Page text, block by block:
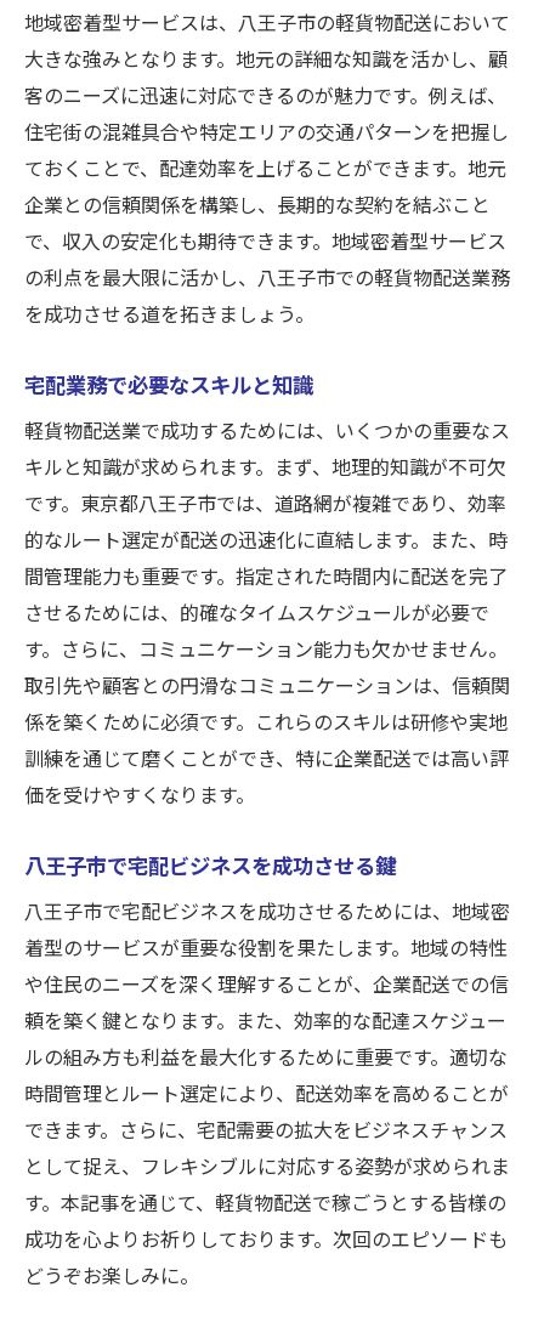
地域密着型サービスは、八王子市の軽貨物配送において
大きな強みとなります。地元の詳細な知識を活かし、顧
客のニーズに迅速に対応できるのが魅力です。例えば、
住宅街の混雑具合や特定エリアの交通パターンを把握し
ておくことで、配達効率を上げることができます。地元
企業との信頼関係を構築し、長期的な契約を結ぶこと
で、収入の安定化も期待できます。地域密着型サービス
の利点を最大限に活かし、八王子市での軽貨物配送業務
を成功させる道を拓きましょう。
宅配業務で必要なスキルと知識
軽貨物配送業で成功するためには、いくつかの重要なス
キルと知識が求められます。まず、地理的知識が不可欠
です。東京都八王子市では、道路網が複雑であり、効率
的なルート選定が配送の迅速化に直結します。また、時
間管理能力も重要です。指定された時間内に配送を完了
させるためには、的確なタイムスケジュールが必要で
す。さらに、コミュニケーション能力も欠かせません。
取引先や顧客との円滑なコミュニケーションは、信頼関
係を築くために必須です。これらのスキルは研修や実地
訓練を通じて磨くことができ、特に企業配送では高い評
価を受けやすくなります。
八王子市で宅配ビジネスを成功させる鍵
八王子市で宅配ビジネスを成功させるためには、地域密
着型のサービスが重要な役割を果たします。地域の特性
や住民のニーズを深く理解することが、企業配送での信
頼を築く鍵となります。また、効率的な配達スケジュー
ルの組み方も利益を最大化するために重要です。適切な
時間管理とルート選定により、配送効率を高めることが
できます。さらに、宅配需要の拡大をビジネスチャンス
として捉え、フレキシブルに対応する姿勢が求められま
す。本記事を通じて、軽貨物配送で稼ごうとする皆様の
成功を心よりお祈りしております。次回のエピソードも
どうぞお楽しみに。